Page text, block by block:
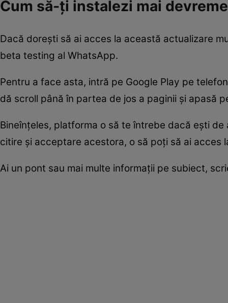
Cum să-ți instalezi mai
Dacă dorești să ai acces la această actualizare
beta testing al WhatsApp.
Pentru a face asta, intră pe Google Play pe
dă scroll până în partea de jos a paginii și apasă
Bineînțeles, platforma o să te întrebe dacă ești
citire și acceptare acestora, o să poți să ai
Ai un pont sau mai multe informații pe subiect,